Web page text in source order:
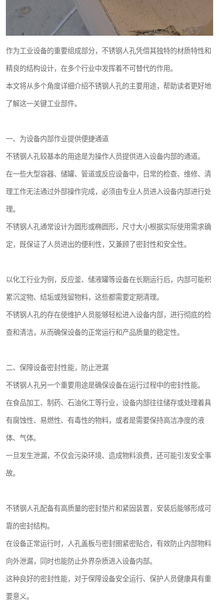
作为工业设备的重要组成部分，不锈钢人孔凭借其独特的材质特性和
精良的结构设计，在多个行业中发挥着不可替代的作用。
本文将从多个角度详细介绍不锈钢人孔的主要用途，帮助读者更好地
了解这一关键工业部件。
一、为设备内部作业提供便捷通道
不锈钢人孔较基本的用途是为操作人员提供进入设备内部的通道。
在一些大型容器、储罐、管道或反应设备中，日常的检查、维修、清
理工作无法通过外部操作完成，必须由专业人员进入设备内部进行处
理。
不锈钢人孔通常设计为圆形或椭圆形，尺寸大小根据实际使用需求确
定，既保证了人员进出的便利性，又兼顾了密封性和安全性。
以化工行业为例，反应釜、储液罐等设备在长期运行后，内部可能积
累沉淀物、结垢或残留物料，这些都需要定期清理。
不锈钢人孔的存在使维护人员能够轻松进入设备内部，进行彻底的检
查和清洁，从而确保设备的正常运行和产品质量的稳定性。
二、保障设备密封性能，防止泄漏
不锈钢人孔另一个重要用途是确保设备在运行过程中的密封性能。
在食品加工、制药、石油化工等行业，设备内部往往储存或处理着具
有腐蚀性、易燃性、有毒性的物料，或者是需要保持高洁净度的液
体、气体。
一旦发生泄漏，不仅会污染环境、造成物料浪费，还可能引发安全事
故。
不锈钢人孔配备有高质量的密封垫片和紧固装置，安装后能够形成可
靠的密封结构。
在设备正常运行时，人孔盖板与密封圈紧密贴合，有效防止内部物料
向外泄漏，同时也能防止外界杂质进入设备内部。
这种良好的密封性能，对于保障设备安全运行、保护人员健康具有重
要意义。